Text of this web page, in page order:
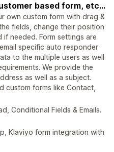
based form, etc...
own custom form with drag &
fields, change their position
needed. Form settings are
specific auto responder
to the multiple users as well
We provide the
as well as a subject.
custom forms like Contact,
Conditional Fields & Emails.
Klaviyo form integration with